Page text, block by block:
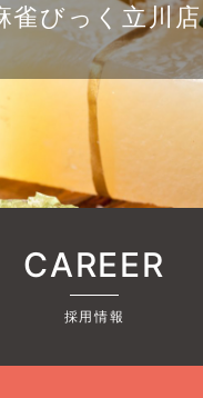
雀びっく立川店
CAREER
採用情報